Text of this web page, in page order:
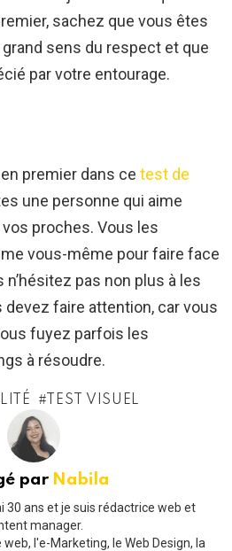
sachez que vous êtes
sens du respect et que
par votre entourage.
premier dans ce test de
une personne qui aime
proches. Vous les
vous-même pour faire face
pas non plus à les
devez faire attention, car vous
fuyez parfois les
à résoudre.
TEST VISUEL
par Nabila
30 ans et je suis rédactrice web et
manager.
l'e-Marketing, le Web Design, la